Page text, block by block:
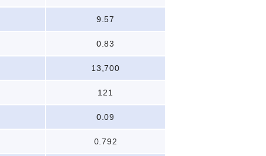
9.57
0.83
13,700
121
0.09
0.792